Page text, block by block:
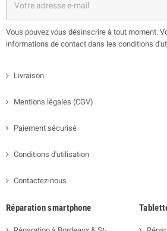
Vous pouvez vous désinscrire à tout moment.
informations de contact dans les conditions
Livraison
Mentions légales (CGV)
Paiement sécurisé
Conditions d'utilisation
Contactez-nous
Réparation smartphone